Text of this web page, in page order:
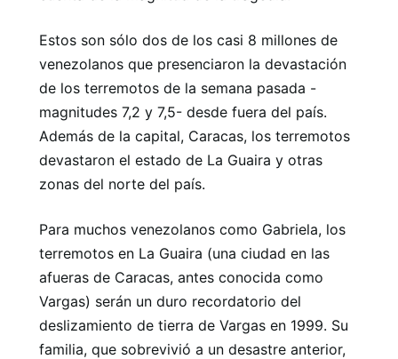
Estos son sólo dos de los casi 8 millones de
venezolanos que presenciaron la devastación
de los terremotos de la semana pasada -
magnitudes 7,2 y 7,5- desde fuera del país.
Además de la capital, Caracas, los terremotos
devastaron el estado de La Guaira y otras
zonas del norte del país.
Para muchos venezolanos como Gabriela, los
terremotos en La Guaira (una ciudad en las
afueras de Caracas, antes conocida como
Vargas) serán un duro recordatorio del
deslizamiento de tierra de Vargas en 1999. Su
familia, que sobrevivió a un desastre anterior,